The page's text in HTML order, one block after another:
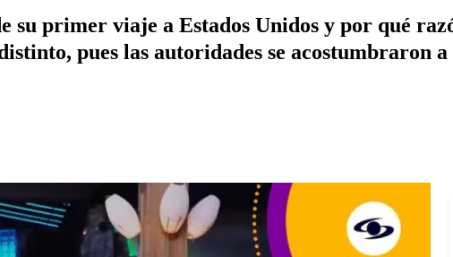
su primer viaje a Estados Unidos y por qué
pues las autoridades se acostumbraron